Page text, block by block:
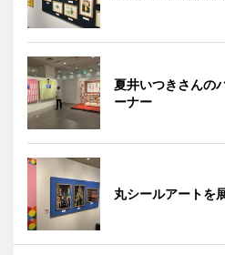
夏井いつきさんの
ーナー
丸シールアートを